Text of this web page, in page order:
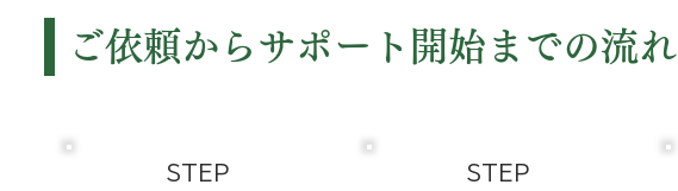
ご依頼からサポート開始までの流れ
STEP
STEP